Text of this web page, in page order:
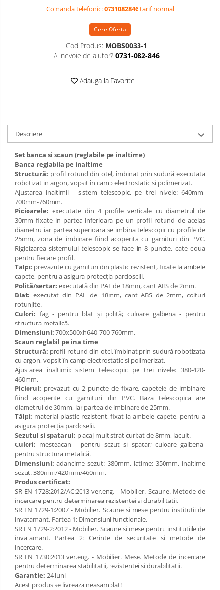
Ochelari VR-3D
Kit Robotic Educational
Software Educational
Oferta Mobilier Clasa
Imprimante si Multifunctionale
Imprimante si Scanere 3D
Camere Videoconferinta
Boxe si Soundbar
Tehnologie Educationala
Ochelari VR
Kit Robotic Educational
Software Educational
Mobilier Universitar
Catedre,Mese,Birouri
Mobilier Laboratoare
Harti geografice
Harti pentru copii
Matematica
Informatica
Istorie
Geografie
Biologie
Chimie
Fizica
Educatie Civica
Limba engleza
Instrumente de scris
Stilouri,Pixuri,Rollere
Linere si Markere
Accesorii pentru birou
Seturi Birou Lux
Organizare si arhivare
Bibliorafturi,Dosare,Cutii Arhivare
Mape si Folii Plastic
Plannere
Tavite si Suporturi Documente
Mijloace de Prezentare
Aviziere
Flipchart-uri si Rezerve
Accesorii
Panouri Afisare
Table magnetice din sticla
Comanda telefonic:0731082846tarif normal
Cere Oferta
Cod Produs: MOBS0033-1
Ai nevoie de ajutor? 0731-082-846
Adauga la Favorite
Descriere
Set banca si scaun (reglabile pe inaltime)
Banca reglabila pe inaltime
Structură: profil rotund din oțel, îmbinat prin sudură executata
robotizat in argon, vopsit în camp electrostatic si polimerizat.
Ajustarea inaltimii - sistem telescopic, pe trei nivele: 640mm-
700mm-760mm.
Picioarele: executate din 4 profile verticale cu diametrul de
30mm fixate in partea inferioara pe un profil rotund de acelas
diametru iar partea superioara se imbina telescopic cu profile de
25mm, zona de imbinare fiind acoperita cu garnituri din PVC.
Rigidizarea sistemului telescopic se face in 8 puncte, cate doua
pentru fiecare profil.
Tălpi: prevazute cu garnituri din plastic rezistent, fixate la ambele
capete, pentru a asigura protecţia pardoselii.
Poliţă/sertar: executată din PAL de 18mm, cant ABS de 2mm.
Blat: executat din PAL de 18mm, cant ABS de 2mm, colțuri
rotunjite.
Culori: fag - pentru blat și poliță; culoare galbena - pentru
structura metalică.
Dimensiuni: 700х500хh640-700-760mm.
Scaun reglabil pe inaltime
Structură: profil rotund din oțel, îmbinat prin sudură robotizata
cu argon, vopsit în camp electrostatic si polimerizat.
Ajustarea inaltimii: sistem telescopic pe trei nivele: 380-420-
460mm.
Piciorul: prevazut cu 2 puncte de fixare, capetele de imbinare
fiind acoperite cu garnituri din PVC. Baza telescopica are
diametrul de 30mm, iar partea de imbinare de 25mm.
Tălpi: material plastic rezistent, fixat la ambele capete, pentru a
asigura protecţia pardoselii.
Sezutul si spatarul: placaj multistrat curbat de 8mm, lacuit.
Culori: mesteacan - pentru sezut si spatar; culoare galbena-
pentru structura metalică.
Dimensiuni: adancime sezut: 380mm, latime: 350mm, inaltime
sezut: 380mm/420mm/460mm.
Produs certificat:
SR EN 1728:2012/AC:2013 ver.eng. - Mobilier. Scaune. Metode de
incercare pentru determinarea rezistentei si durabilitatii.
SR EN 1729-1:2007 - Mobilier. Scaune si mese pentru institutii de
invatamant. Partea 1: Dimensiuni functionale.
SR EN 1729-2:2012 - Mobilier. Scaune si mese pentru institutiile de
invatamant. Partea 2: Cerinte de securitate si metode de
incercare.
SR EN 1730:2013 ver.eng. - Mobilier. Mese. Metode de incercare
pentru determinarea stabilitatii, rezistentei si durabilitatii.
Garantie: 24 luni
Acest produs se livreaza neasamblat!